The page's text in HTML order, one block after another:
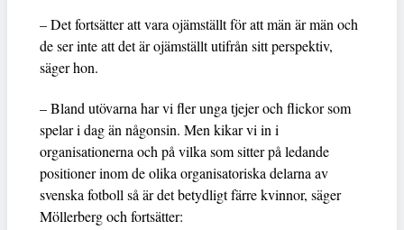
– Det fortsätter att vara ojämställt för att män är män och
de ser inte att det är ojämställt utifrån sitt perspektiv,
säger hon.
– Bland utövarna har vi fler unga tjejer och flickor som
spelar i dag än någonsin. Men kikar vi in i
organisationerna och på vilka som sitter på ledande
positioner inom de olika organisatoriska delarna av
svenska fotboll så är det betydligt färre kvinnor, säger
Möllerberg och fortsätter: